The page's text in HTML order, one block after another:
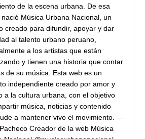
de la escena urbana. De esa
nació Música Urbana Nacional, un
creado para difundir, apoyar y dar
al talento urbano peruano,
a los artistas que están
y tienen una historia que contar
de su música. Esta web es un
independiente creado por amor y
a la cultura urbana, con el objetivo
música, noticias y contenido
a mantener vivo el movimiento. —
Creador de la web Música